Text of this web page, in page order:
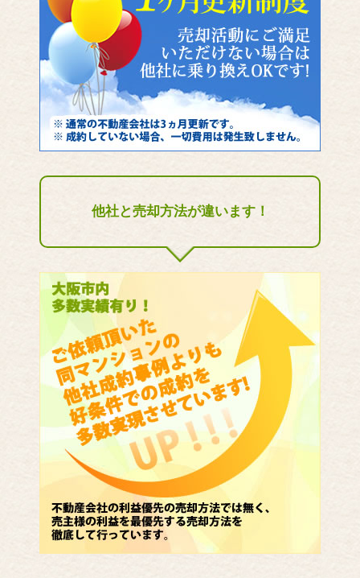
他社と売却方法が違います！